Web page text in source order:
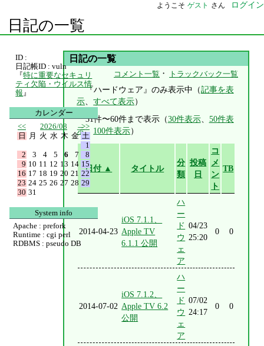
ようこそ ゲスト さん ログイン
日記の一覧
日記の一覧
コメント一覧 ・ トラックバック一覧
『ハードウェア』のみ表示中（記事を表
示、すべて表示）
31件〜60件まで表示（30件表示、 50件表
示、 100件表示）
日付 ▲ タイトル
分
類
投稿
日
コ
メ
ン
ト
TB
2014-04-23
iOS 7.1.1、
Apple TV
6.1.1 公開
ハ
ー
ド
ウ
ェ
ア
04/23
25:20
0 0
2014-07-02
iOS 7.1.2、
Apple TV 6.2
公開
ハ
ー
ド
ウ
ェ
ア
07/02
24:17
0 0
ID :
日記帳ID : vuln
『特に重要なセキュリ
ティ欠陥・ウイルス情
報 』
カレンダー
<<
2026/08
>>
日
月 火 水 木 金 土
1
2
3 4 5 6 7
8
9 10 11 12 13 14 15
16 17 18 19 20 21 22
23 24 25 26 27 28 29
30 31
System info
Apache : prefork
Runtime : cgi perl
RDBMS : pseudo DB